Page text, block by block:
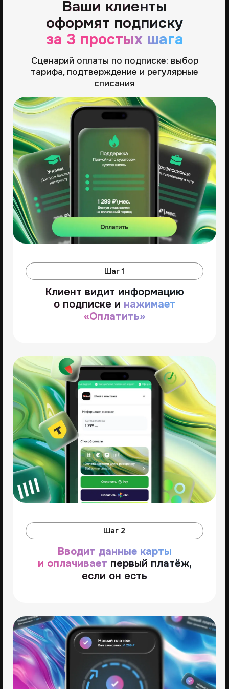
Сохраняет карту и соглашается
списания средств
Вводит данные карты
и оплачиваетпервый платёж,
если он есть
Шаг 2
Следующие платежи будут
Как настроить
рекуррентные
платежи вProdamus
В Prodamus доступно несколько способов —
через клубную систему или через робота
автосписаний
Рекуррентные платежи через
Создавайте подписки, настраивайте
их и работайте с ними прямо в личном
кабинете вашей платёжной страницы